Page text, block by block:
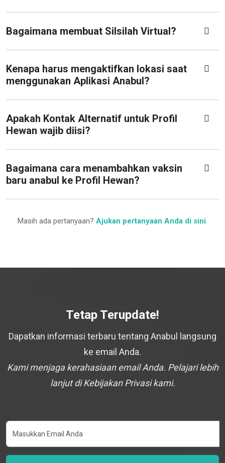
Bagaimana membuat Silsilah Virtual?
Kenapa harus mengaktifkan lokasi saat
menggunakan Aplikasi Anabul?
Apakah Kontak Alternatif untuk Profil
Hewan wajib diisi?
Bagaimana cara menambahkan vaksin
baru anabul ke Profil Hewan?
Masih ada pertanyaan? Ajukan pertanyaan Anda di sini.
Tetap Terupdate!
Dapatkan informasi terbaru tentang Anabul langsung
ke email Anda.
Kami menjaga kerahasiaan email Anda. Pelajari lebih
lanjut di Kebijakan Privasi kami.